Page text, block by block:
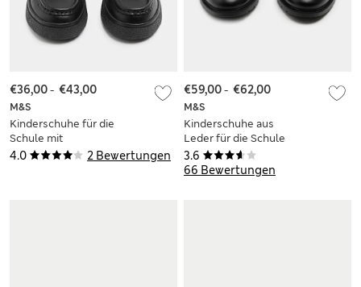
4.0 2 Bewertungen
M&S
Kinderschuhe für die
Schule mit
Lederbesatz vorne
€36,00- €43,00
3.6
66 Bewertungen
M&S
Kinderschuhe aus
Leder für die Schule
zum Schnüren (35–
43)
€59,00- €62,00